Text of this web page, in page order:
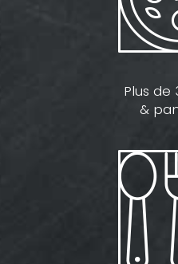
Plus de
&